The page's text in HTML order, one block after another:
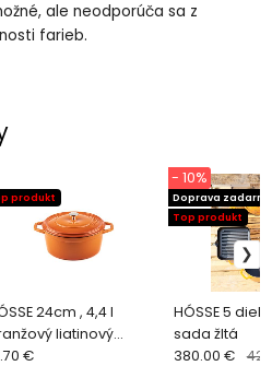
ale neodporúča sa z
farieb.
24cm , 4,4 l
liatinový
produkt
€
HÓSSE 5
sada žltá
Doprava
Top produkt
- 10%
380.00 €